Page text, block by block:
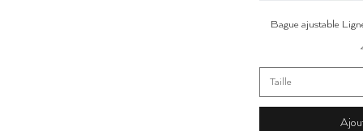
Bague ajustable
Taille